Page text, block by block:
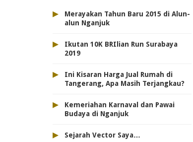
▸
Merayakan Tahun Baru 2015 di Alun-
alun Nganjuk
▸
Ikutan 10K BRIlian Run Surabaya
2019
▸
Ini Kisaran Harga Jual Rumah di
Tangerang, Apa Masih Terjangkau?
▸
Kemeriahan Karnaval dan Pawai
Budaya di Nganjuk
▸ Sejarah Vector Saya…